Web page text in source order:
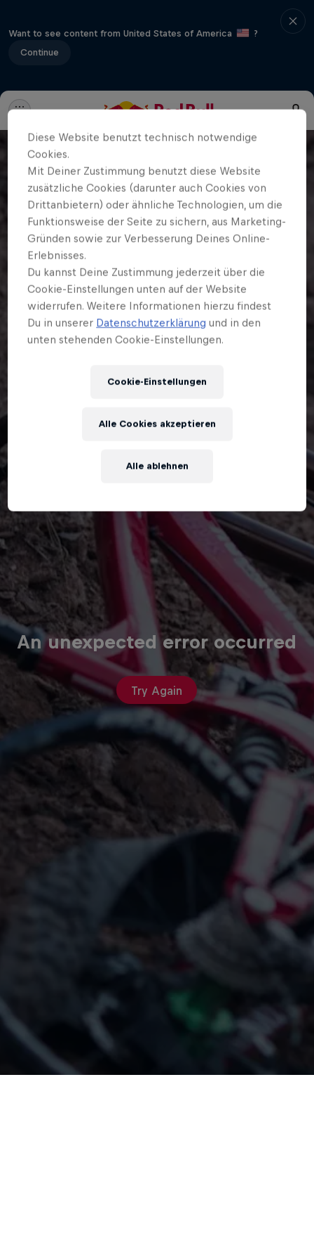
Want to see content from United States of America
?
Continue
An unexpected error occurred
Try Again
Diese Website benutzt technisch notwendige
Cookies.
Mit Deiner Zustimmung benutzt diese Website
zusätzliche Cookies (darunter auch Cookies von
Drittanbietern) oder ähnliche Technologien, um die
Funktionsweise der Seite zu sichern, aus Marketing-
Gründen sowie zur Verbesserung Deines Online-
Erlebnisses.
Du kannst Deine Zustimmung jederzeit über die
Cookie-Einstellungen unten auf der Website
widerrufen. Weitere Informationen hierzu findest
Du in unserer Datenschutzerklärung und in den
unten stehenden Cookie-Einstellungen.
Cookie-Einstellungen
Alle ablehnen
Alle Cookies akzeptieren